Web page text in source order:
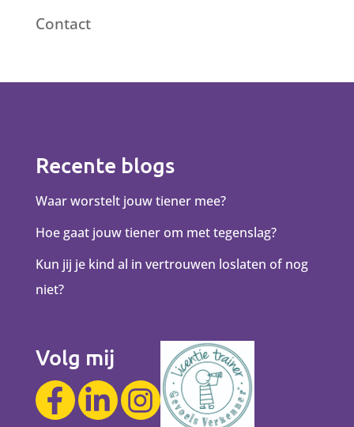
Contact
Recente blogs
Waar worstelt jouw tiener mee?
Hoe gaat jouw tiener om met tegenslag?
Kun jij je kind al in vertrouwen loslaten of nog
niet?
Volg mij